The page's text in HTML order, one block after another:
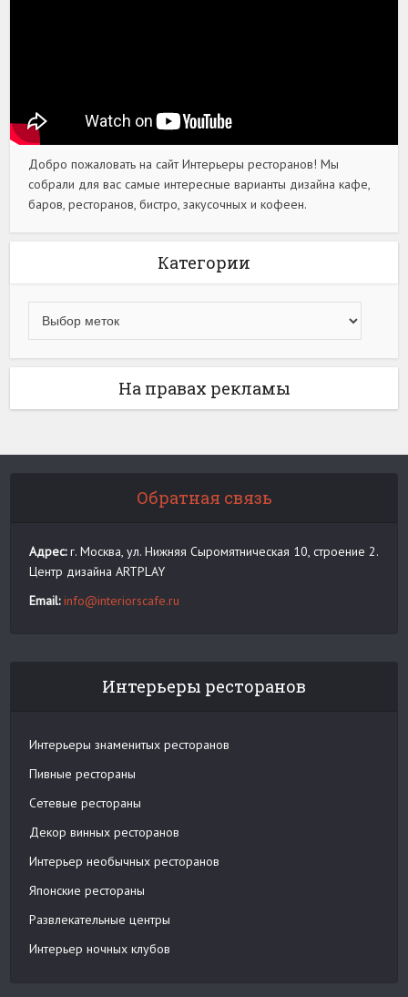
Добро пожаловать на сайт Интерьеры ресторанов! Мы
собрали для вас самые интересные варианты дизайна кафе,
баров, ресторанов, бистро, закусочных и кофеен.
Категории
На правах рекламы
Обратная связь
Адрес:г. Москва, ул. Нижняя Сыромятническая 10, строение 2.
Центр дизайна ARTPLAY
Email: info@interiorscafe.ru
Интерьеры ресторанов
Интерьеры знаменитых ресторанов
Пивные рестораны
Сетевые рестораны
Декор винных ресторанов
Интерьер необычных ресторанов
Японские рестораны
Развлекательные центры
Интерьер ночных клубов